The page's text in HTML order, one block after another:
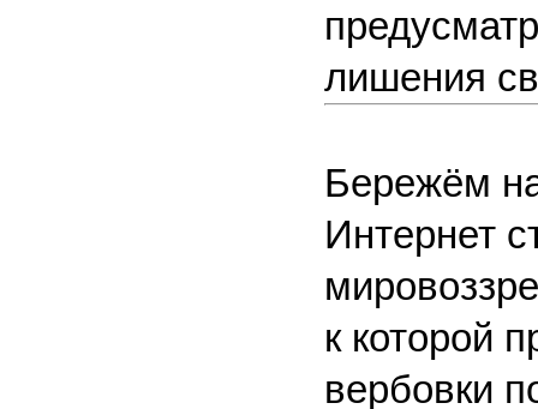
лишения
Бережëм
Интернет
к которой
вербовки